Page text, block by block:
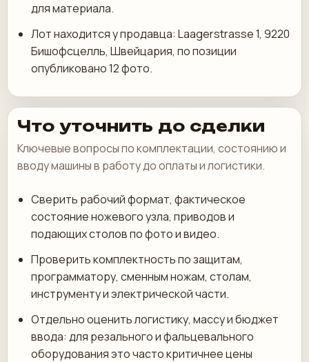
для материала.
Лот находится у продавца: Laagerstrasse 1, 9220
Бишофсцелль, Швейцария, по позиции
опубликовано 12 фото.
Что уточнить до сделки
Ключевые вопросы по комплектации, состоянию и
вводу машины в работу до оплаты и логистики.
Сверить рабочий формат, фактическое
состояние ножевого узла, приводов и
подающих столов по фото и видео.
Проверить комплектность по защитам,
программатору, сменным ножам, столам,
инструменту и электрической части.
Отдельно оценить логистику, массу и бюджет
ввода: для резального и фальцевального
оборудования это часто критичнее цены